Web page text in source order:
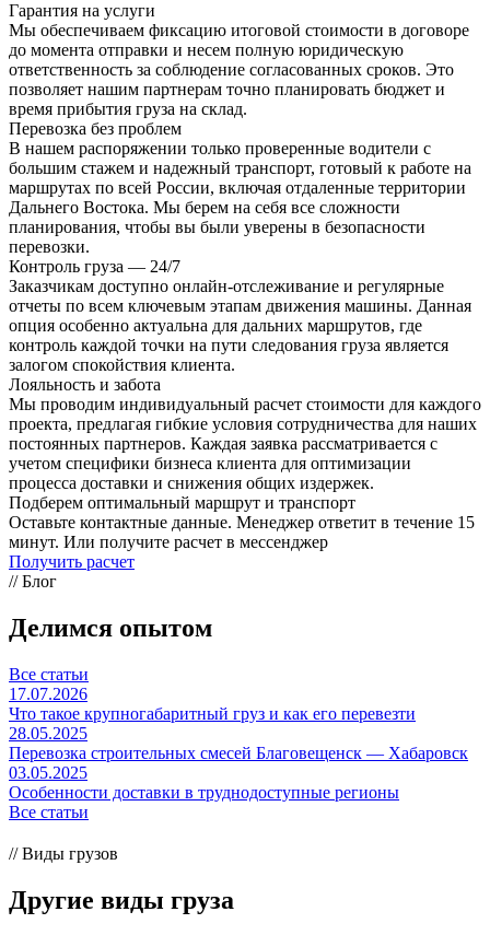
Гарантия на услуги
Мы обеспечиваем фиксацию итоговой стоимости в договоре
до момента отправки и несем полную юридическую
ответственность за соблюдение согласованных сроков. Это
позволяет нашим партнерам точно планировать бюджет и
время прибытия груза на склад.
Перевозка без проблем
В нашем распоряжении только проверенные водители с
большим стажем и надежный транспорт, готовый к работе на
маршрутах по всей России, включая отдаленные территории
Дальнего Востока. Мы берем на себя все сложности
планирования, чтобы вы были уверены в безопасности
перевозки.
Контроль груза — 24/7
Заказчикам доступно онлайн-отслеживание и регулярные
отчеты по всем ключевым этапам движения машины. Данная
опция особенно актуальна для дальних маршрутов, где
контроль каждой точки на пути следования груза является
залогом спокойствия клиента.
Лояльность и забота
Мы проводим индивидуальный расчет стоимости для каждого
проекта, предлагая гибкие условия сотрудничества для наших
постоянных партнеров. Каждая заявка рассматривается с
учетом специфики бизнеса клиента для оптимизации
процесса доставки и снижения общих издержек.
Подберем оптимальный маршрут и транспорт
Оставьте контактные данные. Менеджер ответит в течение 15
минут. Или получите расчет в мессенджер
Получить расчет
// Блог
Делимся опытом
Все статьи
17.07.2026
Что такое крупногабаритный груз и как его перевезти
28.05.2025
Перевозка строительных смесей Благовещенск — Хабаровск
03.05.2025
Особенности доставки в труднодоступные регионы
Все статьи
// Виды грузов
Другие виды груза